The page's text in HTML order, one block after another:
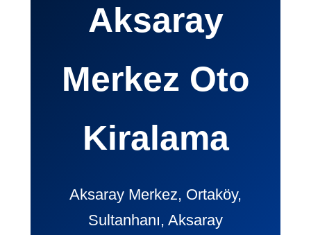
Aksaray
Merkez Oto
Kiralama
Aksaray Merkez, Ortaköy,
Sultanhanı, Aksaray